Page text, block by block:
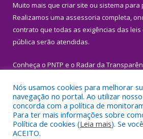
Muito mais que criar site ou sistema para
Realizamos uma assessoria completa,
contrato que todas as exigências das leis
pública serão atendidas.
Conheça o PNTP e o Radar da
Todos os direitos reservados a
Miri.
Nós usamos cookies para melhorar
navegação no portal. Ao utilizar
concorda com a política de
Para ter mais informações sobre
Política de cookies (Leia mais). Se
ACEITO.